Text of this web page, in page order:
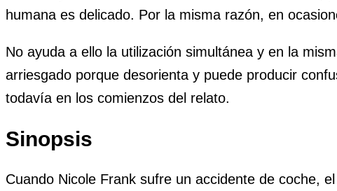
humana es delicado. Por la misma razón, en
No ayuda a ello la utilización simultánea y en la
arriesgado porque desorienta y puede producir
todavía en los comienzos del relato.
Sinopsis
Cuando Nicole Frank sufre un accidente de coche,